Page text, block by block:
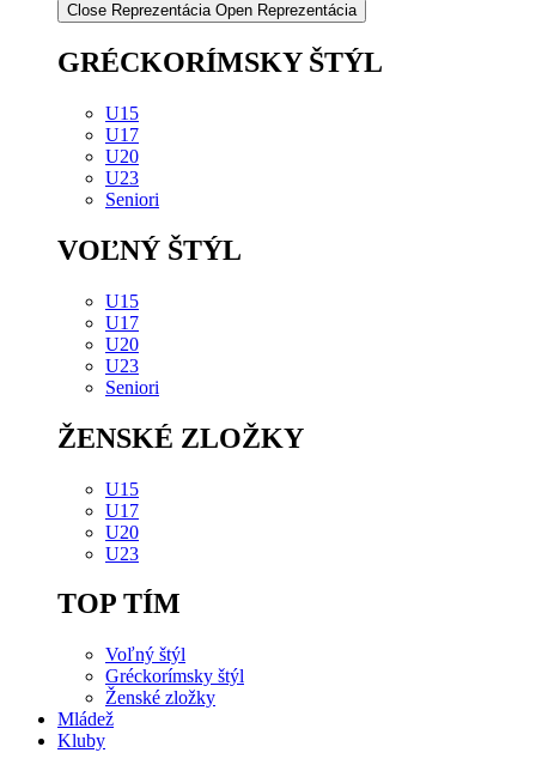
Close Reprezentácia Open Reprezentácia
GRÉCKORÍMSKY ŠTÝL
U15
U17
U20
U23
Seniori
VOĽNÝ ŠTÝL
U15
U17
U20
U23
Seniori
ŽENSKÉ ZLOŽKY
U15
U17
U20
U23
TOP TÍM
Voľný štýl
Gréckorímsky štýl
Ženské zložky
Mládež
Kluby